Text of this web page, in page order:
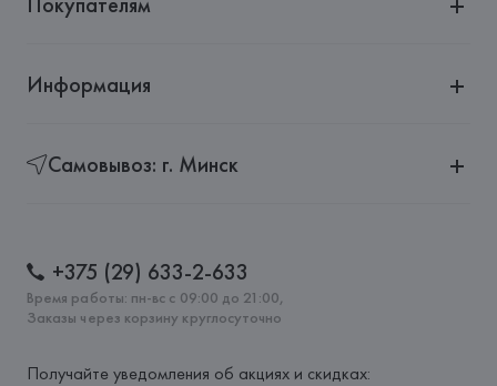
Информация
Самовывоз: г. Минск
+375 (29) 633-2-633
Время работы: пн-вс с 09:00 до 21:00,
Заказы через корзину круглосуточно
Получайте уведомления об акциях и скидках: